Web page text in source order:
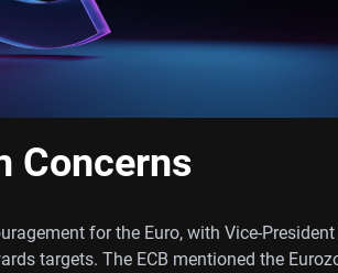
Concerns
for the Euro, with Vice-
targets. The ECB mentioned the